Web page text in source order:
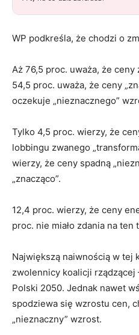
WP podkreśla, że chodzi o
Aż 76,5 proc. uważa, że
54,5 proc. uważa, że ceny
oczekuje „nieznacznego”
Tylko 4,5 proc. wierzy, że
lobbingu zwanego
wierzy, że ceny spadną
„znacząco”.
12,4 proc. wierzy, że ceny
proc. nie miało zdania na ten
Największą naiwnością w tej
zwolennicy koalicji rządzącej
Polski 2050. Jednak nawet
spodziewa się wzrostu cen,
„nieznaczny” wzrost.